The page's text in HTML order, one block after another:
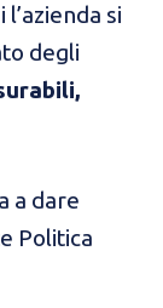
si
degli
a dare
Politica